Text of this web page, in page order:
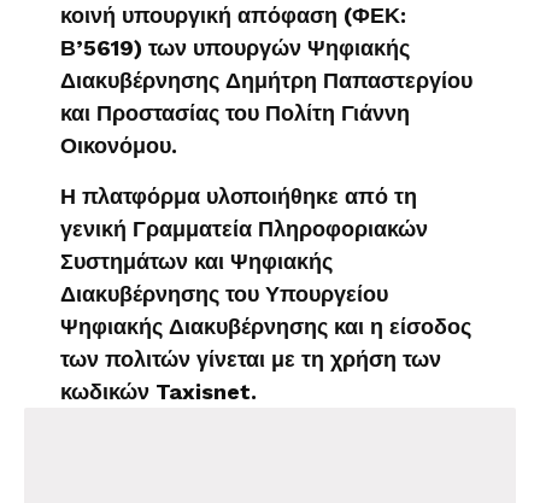
κοινή υπουργική απόφαση (ΦΕΚ:
Β’5619) των υπουργών Ψηφιακής
Διακυβέρνησης Δημήτρη Παπαστεργίου
και Προστασίας του Πολίτη Γιάννη
Οικονόμου.
Η πλατφόρμα υλοποιήθηκε από τη
γενική Γραμματεία Πληροφοριακών
Συστημάτων και Ψηφιακής
Διακυβέρνησης του Υπουργείου
Ψηφιακής Διακυβέρνησης και η είσοδος
των πολιτών γίνεται με τη χρήση των
κωδικών Taxisnet.